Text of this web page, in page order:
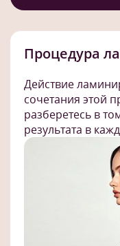
Процедура
Действие
сочетания этой
разберетесь в
результата в